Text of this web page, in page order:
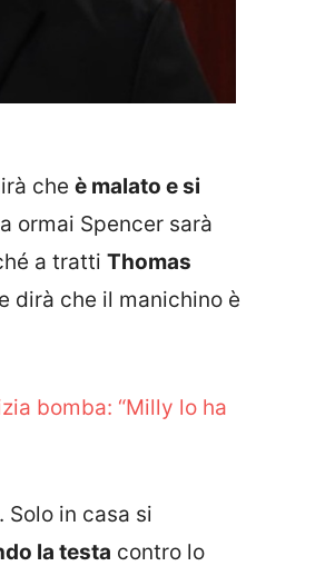
che è malato e si
ormai Spencer sarà
a tratti Thomas
dirà che il manichino è
bomba: “Milly lo ha
Solo in casa si
la testa contro lo